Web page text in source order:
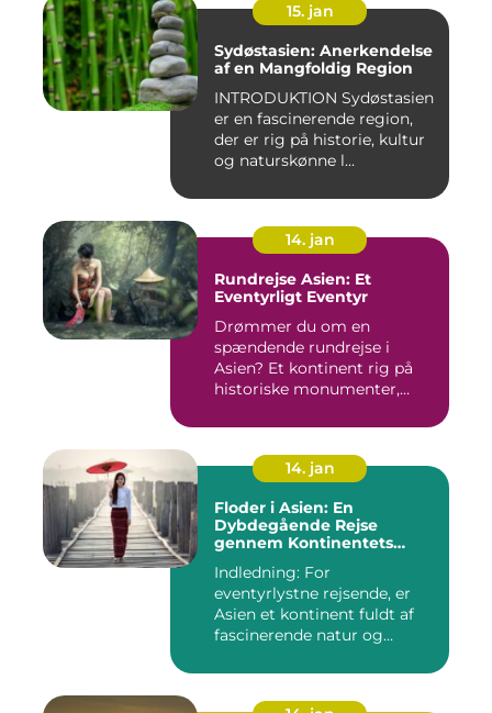
15. jan
Sydøstasien: Anerkendelse
af en Mangfoldig Region
INTRODUKTION Sydøstasien
er en fascinerende region,
der er rig på historie, kultur
og naturskønne l...
14. jan
Rundrejse Asien: Et
Eventyrligt Eventyr
Drømmer du om en
spændende rundrejse i
Asien? Et kontinent rig på
historiske monumenter,
14. jan
Floder i Asien: En
Dybdegående Rejse
gennem Kontinentets
Indledning: For
eventyrlystne rejsende, er
Asien et kontinent fuldt af
fascinerende natur og